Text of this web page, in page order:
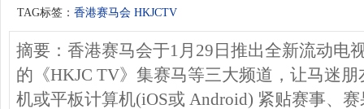
TAG标签： 香港赛马会 HKJCTV
摘要：香港赛马会于1月29日推出全新流动电
的《HKJC TV》集赛马等三大频道，让马迷
机或平板计算机(iOS或 Android) 紧贴赛事、